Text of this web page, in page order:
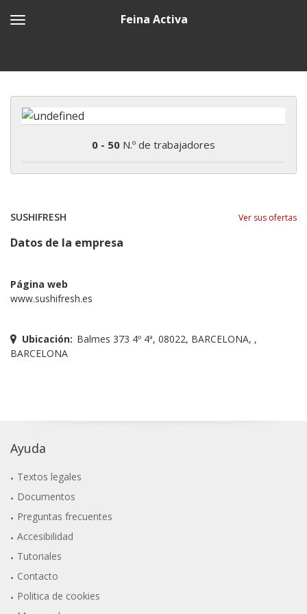
Feina Activa
0 - 50 N.º de trabajadores
SUSHIFRESH Ver sus ofertas
Datos de la empresa
Página web
www.sushifresh.es
Ubicación: Balmes 373 4º 4ª, 08022, BARCELONA, ,
BARCELONA
Ayuda
Textos legales
Documentos
Preguntas frecuentes
Accesibilidad
Tutoriales
Contacto
Politica de cookies